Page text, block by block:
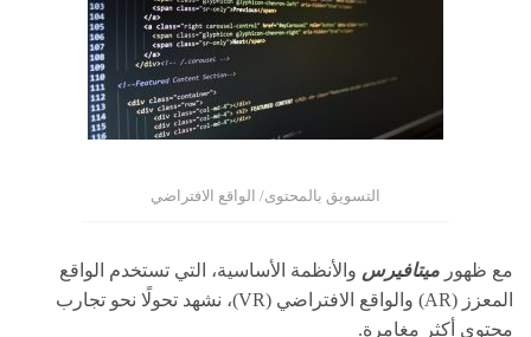
التسويق بالمحتوى/ الواقع الافتراضي
مع ظهور ميتافيرس والأنظمة الأساسية، التي تستخدم الواقع
المعزز (AR) والواقع الافتراضي (VR)، نشهد تحولًا نحو تجارب
محتوى أكثر مغامرة.